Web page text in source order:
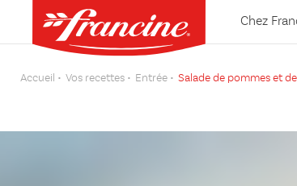
Chez
Accueil Vos recettes Entrée Salade de pommes et